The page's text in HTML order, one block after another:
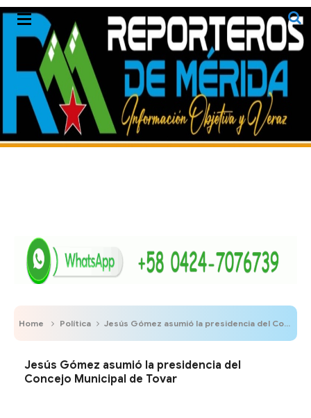
Home Política Jesús Gómez asumió la presidencia del Concejo Municipal de Tovar
Jesús Gómez asumió la presidencia del
Concejo Municipal de Tovar